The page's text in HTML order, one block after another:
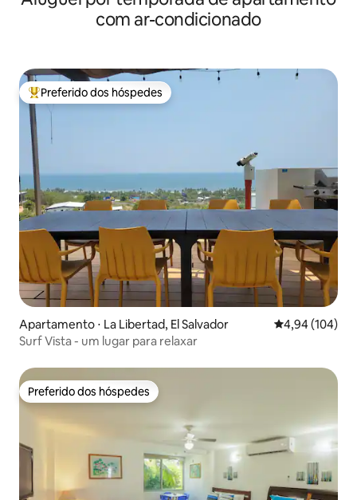
com ar-condicionado
Entre os melhores preferidos dos hóspedes
Preferido dos hóspedes
Apartamento ⋅ La Libertad, El Salvador 4,94 de uma
4,94 (104)
Surf Vista - um lugar para relaxar
Preferido dos hóspedes
Preferido dos hóspedes